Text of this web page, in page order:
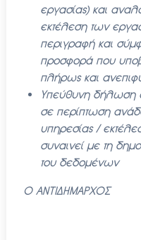
εργασίας) και
εκτέλεση των
περιγραφή και
προσφορά που υ
πλήρως και
Υπεύθυνη δήλωση
σε περίπτωση
υπηρεσίας /
συναινεί με τη
του δεδομένων
Ο ΑΝΤΙΔΗΜΑΡΧΟΣ